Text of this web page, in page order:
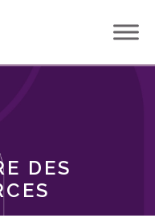
DES